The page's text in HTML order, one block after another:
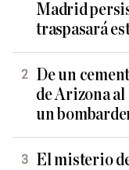
Madrid
traspasará
De un
de Arizona
un
El misterio